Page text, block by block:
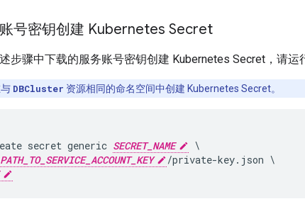
号密钥创建 Kubernetes Secret
步骤中下载的服务账号密钥创建 Kubernetes Secret，请运
DBCluster 资源相同的命名空间中创建 Kubernetes Secret。
secret generic SECRET_NAME
\
PATH_TO_SERVICE_ACCOUNT_KEY
/private-key.json \